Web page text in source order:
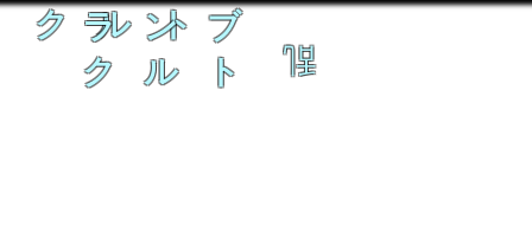
ク ル ト
ラ ン ブ
ク ル ト
乱